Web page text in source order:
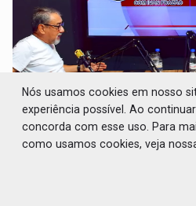
CONEXÃO
Antônio Ocampo lança
Madeira-Mamoré
Nós usamos cookies em nosso
experiência possível. Ao
concorda com esse uso. Para
como usamos cookies, veja